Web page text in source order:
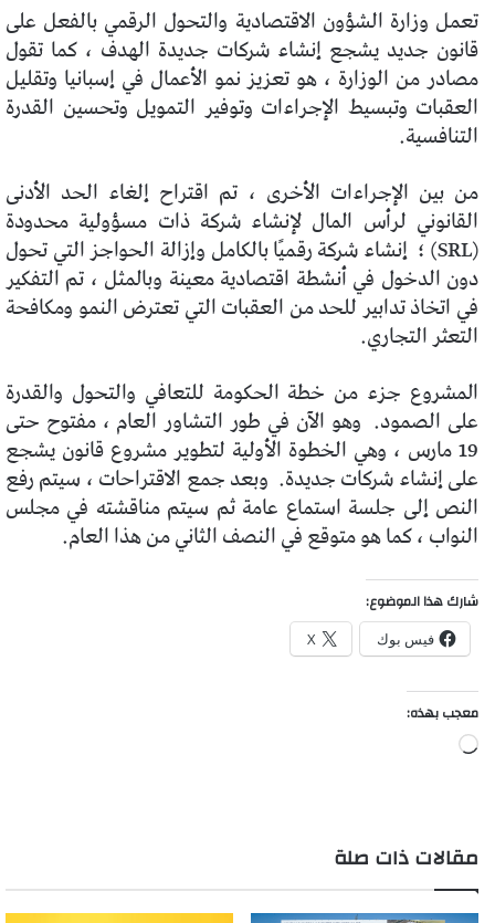
تعمل وزارة الشؤون الاقتصادية والتحول الرقمي بالفعل على
قانون جديد يشجع إنشاء شركات جديدة الهدف ، كما تقول
مصادر من الوزارة ، هو تعزيز نمو الأعمال في إسبانيا وتقليل
العقبات وتبسيط الإجراءات وتوفير التمويل وتحسين القدرة
التنافسية.
من بين الإجراءات الأخرى ، تم اقتراح إلغاء الحد الأدنى
القانوني لرأس المال لإنشاء شركة ذات مسؤولية محدودة
(SRL) ؛ إنشاء شركة رقميًا بالكامل وإزالة الحواجز التي تحول
دون الدخول في أنشطة اقتصادية معينة وبالمثل ، تم التفكير
في اتخاذ تدابير للحد من العقبات التي تعترض النمو ومكافحة
التعثر التجاري.
المشروع جزء من خطة الحكومة للتعافي والتحول والقدرة
على الصمود. وهو الآن في طور التشاور العام ، مفتوح حتى
19 مارس ، وهي الخطوة الأولية لتطوير مشروع قانون يشجع
على إنشاء شركات جديدة. وبعد جمع الاقتراحات ، سيتم رفع
النص إلى جلسة استماع عامة ثم سيتم مناقشته في مجلس
النواب ، كما هو متوقع في النصف الثاني من هذا العام.
شارك هذا الموضوع:
فيس بوك X
معجب بهذه:
جاري
مقالات ذات صلة